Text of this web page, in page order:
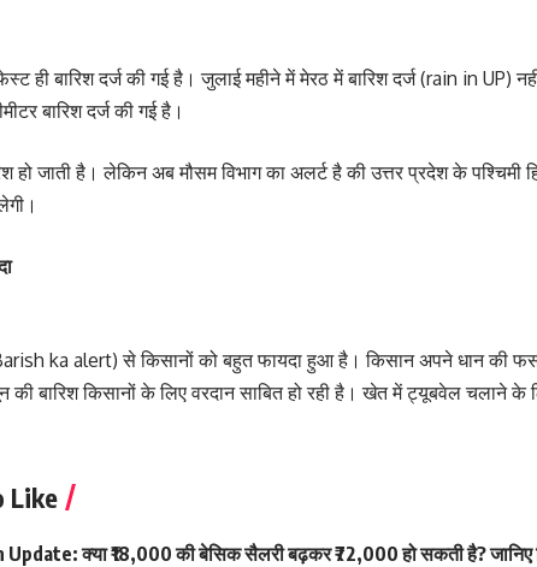
ही बारिश दर्ज की गई है। जुलाई महीने में मेरठ में बारिश दर्ज (rain in UP)
बारिश दर्ज की गई है।
हो जाती है। लेकिन अब मौसम विभाग का अलर्ट है की उत्तर प्रदेश के पश्चिमी
ka alert) से किसानों को बहुत फायदा हुआ है। किसान अपने धान की
बारिश किसानों के लिए वरदान साबित हो रही है। खेत में ट्यूबवेल चलाने
Like
क्या ₹18,000 की बेसिक सैलरी बढ़कर ₹72,000 हो सकती है?